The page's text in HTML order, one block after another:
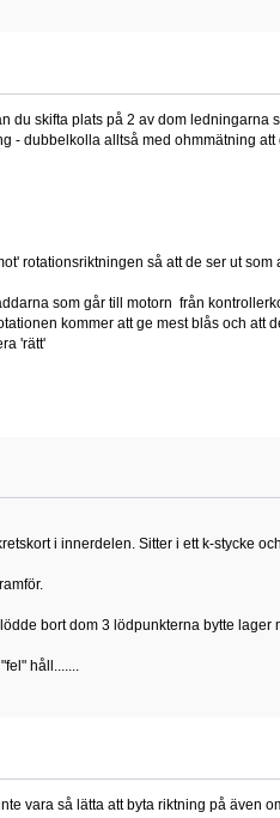
du skifta plats på 2 av dom ledningarna
- dubbelkolla alltså med ohmmätning att
rotationsriktningen så att de ser ut som
som går till motorn från
kommer att ge mest blås och att
'rätt'
i innerdelen. Sitter i ett k-stycke
bort dom 3 lödpunkterna bytte lager
håll.......
vara så lätta att byta riktning på även